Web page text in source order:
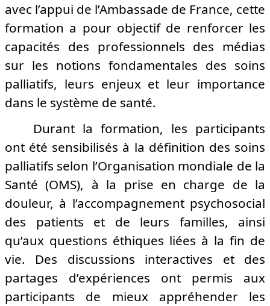
avec l’appui de l’Ambassade de France, cette
formation a pour objectif de renforcer les
capacités des professionnels des médias
sur les notions fondamentales des soins
palliatifs, leurs enjeux et leur importance
dans le système de santé.
Durant la formation, les participants
ont été sensibilisés à la définition des soins
palliatifs selon l’Organisation mondiale de la
Santé (OMS), à la prise en charge de la
douleur, à l’accompagnement psychosocial
des patients et de leurs familles, ainsi
qu’aux questions éthiques liées à la fin de
vie. Des discussions interactives et des
partages d’expériences ont permis aux
participants de mieux appréhender les